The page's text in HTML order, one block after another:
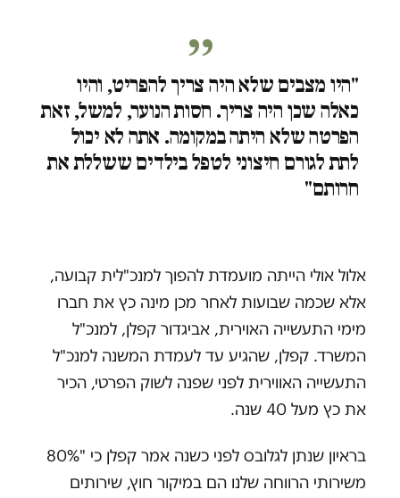
"היו מצבים שלא היה צריך להפריט, והיו
כאלה שכן היה צריך. חסות הנוער, למשל, זאת
הפרטה שלא היתה במקומה. אתה לא יכול
לתת לגורם חיצוני לטפל בילדים ששללת את
חרותם"
אלול אולי הייתה מועמדת להפוך למנכ"לית קבועה,
אלא שכמה שבועות לאחר מכן מינה כץ את חברו
מימי התעשייה האוירית, אביגדור קפלן, למנכ"ל
המשרד. קפלן, שהגיע עד לעמדת המשנה למנכ"ל
התעשייה האווירית לפני שפנה לשוק הפרטי, הכיר
את כץ מעל 40 שנה.
בראיון שנתן לגלובס לפני כשנה אמר קפלן כי "80%
משירותי הרווחה שלנו הם במיקור חוץ, שירותים